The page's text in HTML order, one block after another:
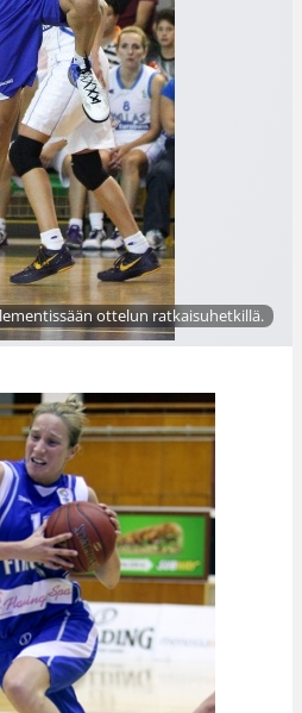
ottelun ratkaisuhetkillä.